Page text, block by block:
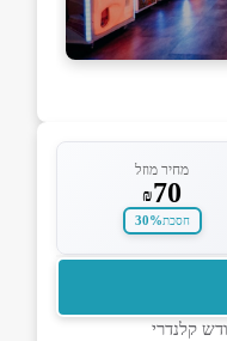
מחיר מוזל
₪70
חסכת30%